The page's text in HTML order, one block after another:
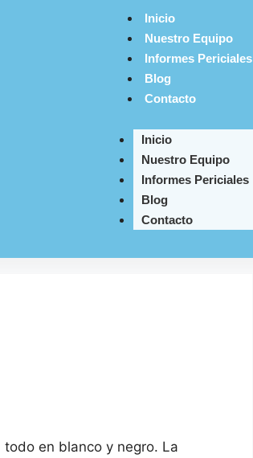
Inicio
Nuestro Equipo
Informes Periciales
Blog
Contacto
Inicio
Nuestro Equipo
Informes Periciales
Blog
Contacto
en blanco y negro. La